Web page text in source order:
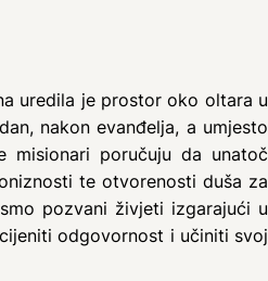
uredila je prostor oko oltara u
nakon evanđelja, a umjesto
misionari poručuju da unatoč
te otvorenosti duša za
pozvani živjeti izgarajući u
odgovornost i učiniti svoj